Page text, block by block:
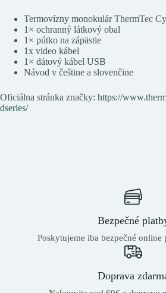
Termovízny monokulár ThermTec
1× ochranný látkový obal
1× pútko na zápästie
1x video kábel
1× dátový kábel USB
Návod v češtine a slovenčine
Oficiálna stránka značky: https://
dseries/
Bezpečné
Poskytujeme iba bezpečné online
Doprava